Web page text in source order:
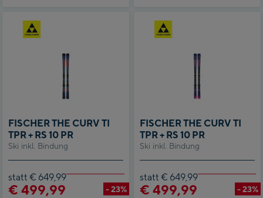
Ski inkl. Bindung
FISCHER THE CURV TI
TPR + RS 10 PR
statt € 649,99
€ 499,99 - 23%
Ski inkl. Bindung
FISCHER THE CURV TI
TPR + RS 10 PR
statt € 649,99
€ 499,99 - 23%